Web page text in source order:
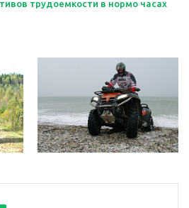
трудоемкости в нормо часах